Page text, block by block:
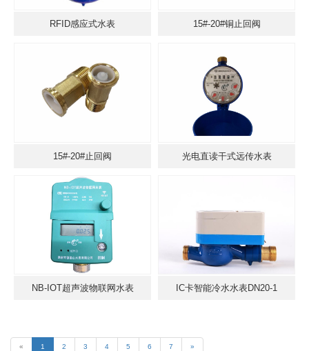
RFID感应式水表 15#-20#铜止回阀
15#-20#止回阀 光电直读干式远传水表
NB-IOT超声波物联网水表 IC卡智能冷水水表DN20-1
« 1 2 3 4 5 6 7 »